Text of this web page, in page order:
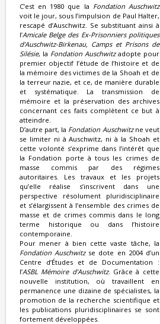
C’est en 1980 que la Fondation Auschwitz
voit le jour, sous l’impulsion de Paul Halter,
rescapé d’Auschwitz. Se substituant ainsi à
l’Amicale Belge des Ex-Prisonniers politiques
d’Auschwitz-Birkenau, Camps et Prisons de
Silésie, la Fondation Auschwitzadopte pour
premier objectif l’étude de l’histoire et de
la mémoire des victimes de la Shoah et de
la terreur nazie, et ce, de manière durable
et systématique. La transmission de
mémoire et la préservation des archives
concernant ces faits complètent ce but à
atteindre.
D’autre part, la Fondation Auschwitzne veut
se limiter ni à Auschwitz, ni à la Shoah et
cette volonté s’exprime dans l’intérêt que
la Fondation porte à tous les crimes de
masse commis par des régimes
autoritaires. Les travaux et les projets
qu’elle réalise s’inscrivent dans une
perspective résolument pluridisciplinaire
et s’élargissent à l’ensemble des crimes de
masse et de crimes commis dans le long
terme historique ou dans l’histoire
contemporaine.
Pour mener à bien cette vaste tâche, la
Fondation Auschwitzse dote en 2004 d’un
Centre d’Études et de Documentation :
l’ASBL Mémoire d’Auschwitz. Grâce à cette
nouvelle institution, où travaillent en
permanence une dizaine de spécialistes, la
promotion de la recherche scientifique et
les publications pluridisciplinaires se sont
fortement développées.